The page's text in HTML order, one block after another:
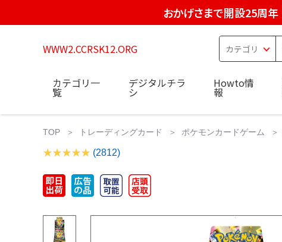
おかげさまで開設25周年
WWW2.CCRSK12.ORG
カテゴリ一
覧
デジタルチラ
シ
Howto情
報
TOP トレーディングカード ポケモンカードゲーム
(2812)